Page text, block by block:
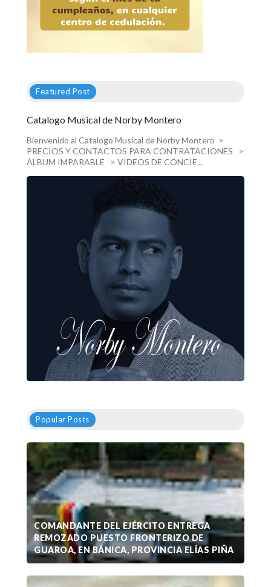
Featured Post
Catalogo Musical de Norby Montero
Bienvenido al Catalogo Musical de Norby Montero >
PRECIOS Y CONTACTOS PARA CONTRATACIONES >
ÁLBUM IMPARABLE > VIDEOS DE CONCIE...
Popular Posts
COMANDANTE DEL EJÉRCITO ENTREGA
REMOZADO PUESTO FRONTERIZO DE
GUAROA, EN BÁNICA, PROVINCIA ELÍAS PIÑA